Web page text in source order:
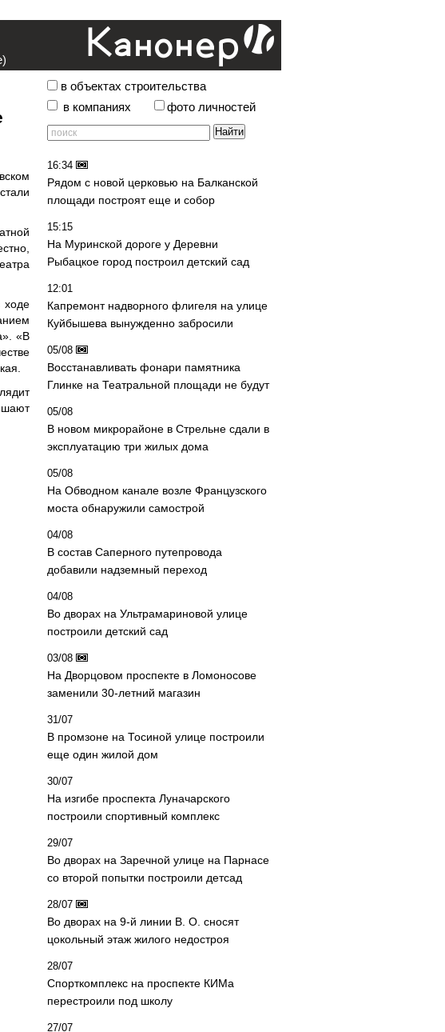
ходе
«В
в объектах строительства
в компаниях
фото личностей
16:34
Рядом с новой церковью на Балканской
площади построят еще и собор
15:15
На Муринской дороге у Деревни
Рыбацкое город построил детский сад
12:01
Капремонт надворного флигеля на улице
Куйбышева вынужденно забросили
05/08
Восстанавливать фонари памятника
Глинке на Театральной площади не будут
05/08
В новом микрорайоне в Стрельне сдали в
эксплуатацию три жилых дома
05/08
На Обводном канале возле Французского
моста обнаружили самострой
04/08
В состав Саперного путепровода
добавили надземный переход
04/08
Во дворах на Ультрамариновой улице
построили детский сад
03/08
На Дворцовом проспекте в Ломоносове
заменили 30-летний магазин
31/07
В промзоне на Тосиной улице построили
еще один жилой дом
30/07
На изгибе проспекта Луначарского
построили спортивный комплекс
29/07
Во дворах на Заречной улице на Парнасе
со второй попытки построили детсад
28/07
Во дворах на 9-й линии В. О. сносят
цокольный этаж жилого недостроя
28/07
Спорткомплекс на проспекте КИМа
перестроили под школу
27/07